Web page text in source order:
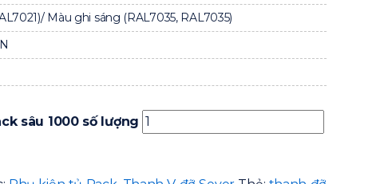
Màu ghi sáng (RAL7035, RAL7035)
sâu 1000 số lượng